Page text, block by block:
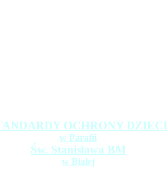
OCHRONY DZIECI
w Parafii
Św. Stanisława BM
w Białej